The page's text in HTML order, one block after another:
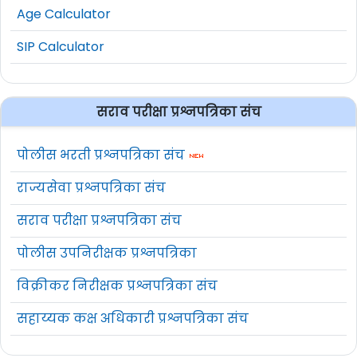
Age Calculator
SIP Calculator
सराव परीक्षा प्रश्नपत्रिका संच
पोलीस भरती प्रश्नपत्रिका संच
राज्यसेवा प्रश्नपत्रिका संच
सराव परीक्षा प्रश्नपत्रिका संच
पोलीस उपनिरीक्षक प्रश्नपत्रिका
विक्रीकर निरीक्षक प्रश्नपत्रिका संच
सहाय्यक कक्ष अधिकारी प्रश्नपत्रिका संच